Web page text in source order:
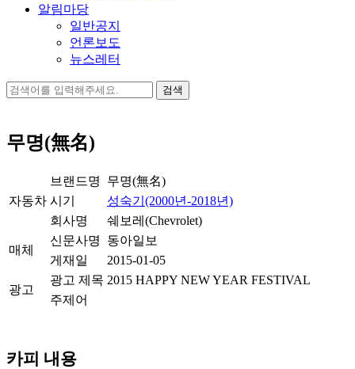
알림마당
일반공지
언론보도
뉴스레터
검
무명(無名)
자동차
브랜드명
무명(無名)
시기
성숙기(2000년-2018년)
회사명
쉐보레(Chevrolet)
매체
신문사명
동아일보
게재일
2015-01-05
광고
광고 제목 2015 HAPPY NEW YEAR FESTIVAL
주제어
카피 내용